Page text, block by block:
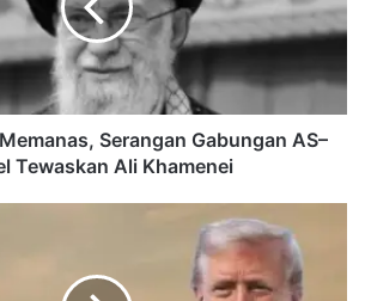
Serangan Gabungan AS–
Tewaskan Ali Khamenei